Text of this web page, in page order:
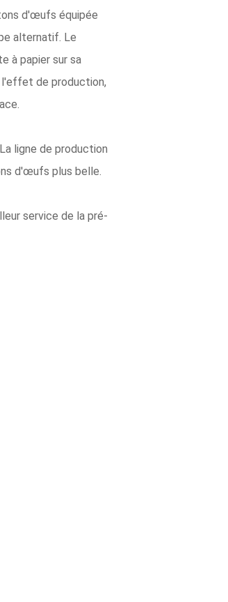
d'œufs équipée
alternatif. Le
à papier sur sa
de production,
ligne de production
d'œufs plus belle.
service de la pré-